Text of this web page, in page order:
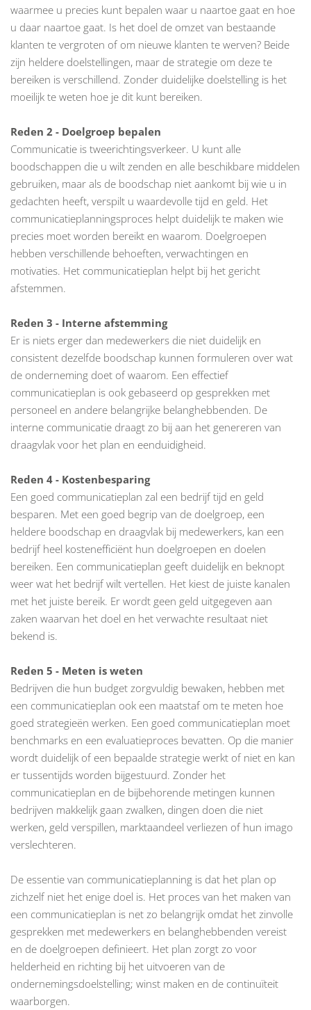
waarmee u precies kunt bepalen waar u naartoe gaat en hoe
u daar naartoe gaat. Is het doel de omzet van bestaande
klanten te vergroten of om nieuwe klanten te werven? Beide
zijn heldere doelstellingen, maar de strategie om deze te
bereiken is verschillend. Zonder duidelijke doelstelling is het
moeilijk te weten hoe je dit kunt bereiken.
Reden 2 - Doelgroep bepalen
Communicatie is tweerichtingsverkeer. U kunt alle
boodschappen die u wilt zenden en alle beschikbare middelen
gebruiken, maar als de boodschap niet aankomt bij wie u in
gedachten heeft, verspilt u waardevolle tijd en geld. Het
communicatieplanningsproces helpt duidelijk te maken wie
precies moet worden bereikt en waarom. Doelgroepen
hebben verschillende behoeften, verwachtingen en
motivaties. Het communicatieplan helpt bij het gericht
afstemmen.
Reden 3 - Interne afstemming
Er is niets erger dan medewerkers die niet duidelijk en
consistent dezelfde boodschap kunnen formuleren over wat
de onderneming doet of waarom. Een effectief
communicatieplan is ook gebaseerd op gesprekken met
personeel en andere belangrijke belanghebbenden. De
interne communicatie draagt zo bij aan het genereren van
draagvlak voor het plan en eenduidigheid.
Reden 4 - Kostenbesparing
Een goed communicatieplan zal een bedrijf tijd en geld
besparen. Met een goed begrip van de doelgroep, een
heldere boodschap en draagvlak bij medewerkers, kan een
bedrijf heel kostenefficiënt hun doelgroepen en doelen
bereiken. Een communicatieplan geeft duidelijk en beknopt
weer wat het bedrijf wilt vertellen. Het kiest de juiste kanalen
met het juiste bereik. Er wordt geen geld uitgegeven aan
zaken waarvan het doel en het verwachte resultaat niet
bekend is.
Reden 5 - Meten is weten
Bedrijven die hun budget zorgvuldig bewaken, hebben met
een communicatieplan ook een maatstaf om te meten hoe
goed strategieën werken. Een goed communicatieplan moet
benchmarks en een evaluatieproces bevatten. Op die manier
wordt duidelijk of een bepaalde strategie werkt of niet en kan
er tussentijds worden bijgestuurd. Zonder het
communicatieplan en de bijbehorende metingen kunnen
bedrijven makkelijk gaan zwalken, dingen doen die niet
werken, geld verspillen, marktaandeel verliezen of hun imago
verslechteren.
De essentie van communicatieplanning is dat het plan op
zichzelf niet het enige doel is. Het proces van het maken van
een communicatieplan is net zo belangrijk omdat het zinvolle
gesprekken met medewerkers en belanghebbenden vereist
en de doelgroepen definieert. Het plan zorgt zo voor
helderheid en richting bij het uitvoeren van de
ondernemingsdoelstelling; winst maken en de continuïteit
waarborgen.